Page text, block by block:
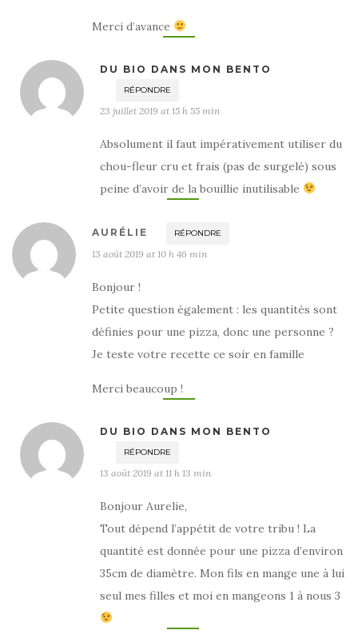
Merci d’avance
DU BIO DANS MON BENTO
RÉPONDRE
23 juillet 2019 at 15 h 55 min
Absolument il faut impérativement utiliser du
chou-fleur cru et frais (pas de surgelé) sous
peine d’avoir de la bouillie inutilisable
AURÉLIE RÉPONDRE
13 août 2019 at 10 h 46 min
Bonjour !
Petite question également : les quantités sont
définies pour une pizza, donc une personne ?
Je teste votre recette ce soir en famille
Merci beaucoup !
DU BIO DANS MON BENTO
RÉPONDRE
13 août 2019 at 11 h 13 min
Bonjour Aurelie,
Tout dépend l’appétit de votre tribu ! La
quantité est donnée pour une pizza d’environ
35cm de diamètre. Mon fils en mange une à lui
seul mes filles et moi en mangeons 1 à nous 3